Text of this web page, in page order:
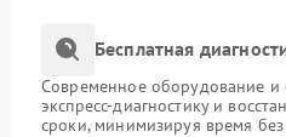
Бесплатная
Современное оборудование и
экспресс-диагностику и
сроки, минимизируя время без